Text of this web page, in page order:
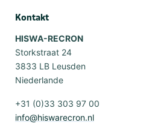
Kontakt
HISWA-RECRON
Storkstraat 24
3833 LB Leusden
Niederlande
+31 (0)33 303 97 00
info@hiswarecron.nl